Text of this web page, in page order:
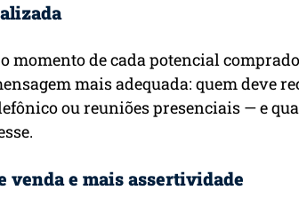
momento de cada potencial
mais adequada: quem deve
ou reuniões presenciais — e
venda e mais assertividade